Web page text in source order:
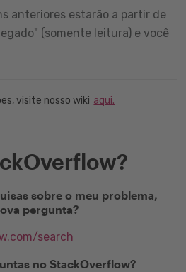
anteriores estarão a partir de
(somente leitura) e você
visite nosso wiki aqui.
sobre o meu problema,
pergunta?
search
no StackOverflow?